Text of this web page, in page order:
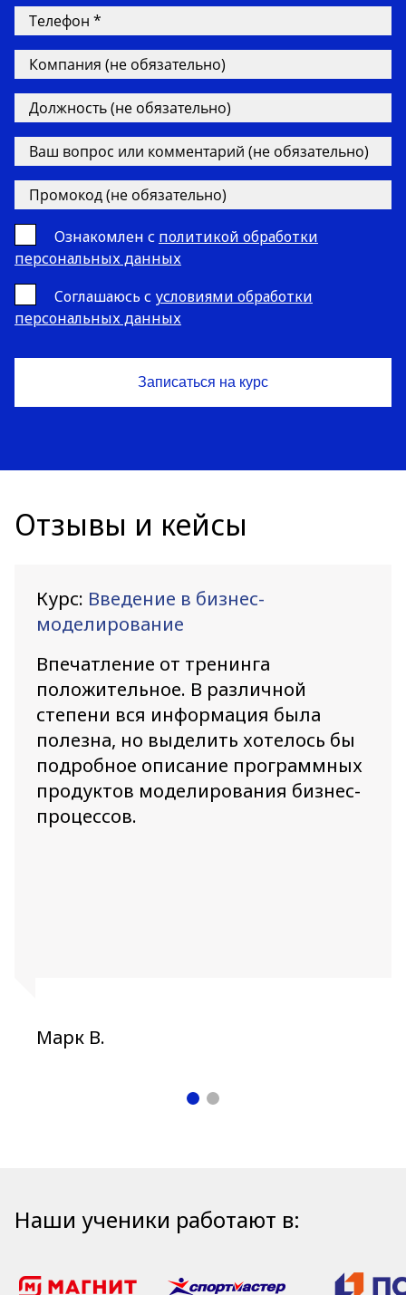
Ознакомлен с политикой обработки
персональных данных
Cоглашаюсь с условиями обработки
персональных данных
Отзывы и кейсы
Курс: Введение в бизнес-
моделирование
Впечатление от тренинга
положительное. В различной
степени вся информация была
полезна, но выделить хотелось бы
подробное описание программных
продуктов моделирования бизнес-
процессов.
Марк В.
Наши ученики работают в: